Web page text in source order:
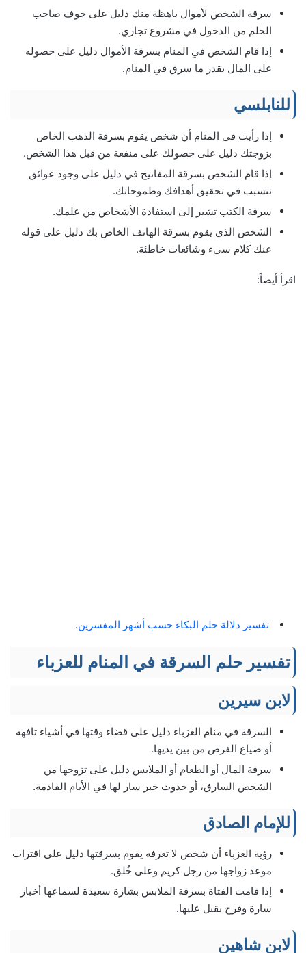
سرقة الشخص لأموال باهظة منك دليل على خوف صاحب
الحلم من الدخول في مشروع تجاري.
إذا قام الشخص في المنام بسرقة الأموال دليل على حصوله
على المال بقدر ما سرق في المنام.
للنابلسي
إذا رأيت في المنام أن شخص يقوم بسرقة الذهب الخاص
بزوجتك دليل على حصولك على منفعة من قبل هذا الشخص.
إذا قام الشخص بسرقة المفاتيح في دليل على وجود عوائق
تتسبب في تحقيق أهدافك وطموحاتك.
سرقة الكتب تشير إلى استفادة الأشخاص من علمك.
الشخص الذي يقوم بسرقة الهاتف الخاص بك دليل على قوله
عنك كلام سيء وشائعات خاطئة.
اقرأ أيضاً:
تفسير دلالة حلم البكاء حسب أشهر المفسرين.
تفسير حلم السرقة في المنام للعزباء
لابن سيرين
السرقة في منام العزباء دليل على قضاء وقتها في أشياء تافهة
أو ضياع الفرص من بين يديها.
سرقة المال أو الطعام أو الملابس دليل على تزوجها من
الشخص السارق، أو حدوث خبر سار لها في الأيام القادمة.
للإمام الصادق
رؤية العزباء أن شخص لا تعرفه يقوم بسرقتها دليل على اقتراب
موعد زواجها من رجل كريم وعلى خُلق.
إذا قامت الفتاة بسرقة الملابس بشارة سعيدة لسماعها أخبار
سارة وفرح يقبل عليها.
لابن شاهين